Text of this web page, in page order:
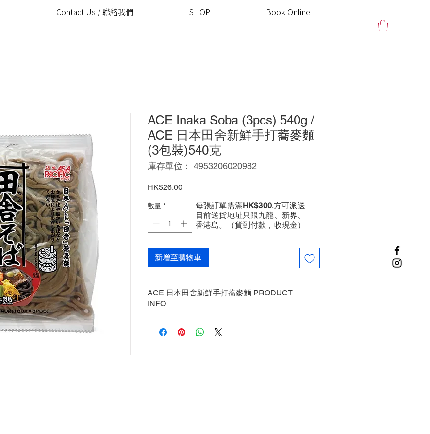
Contact Us / 聯絡我們 SHOP Book Online
ACE Inaka Soba (3pcs) 540g /
ACE 日本田舍新鮮手打蕎麥麵
(3包裝)540克
庫存單位： 4953206020982
HK$26.00價
數量 *
新增至購物車
ACE 日本田舍新鮮手打蕎麥麵 PRODUCT
INFO
wheat. Our ACE Inaka Soba can be eaten hot or cold in
每張訂單需滿HK$300,方可派送
​目前送貨地址只限九龍、新界、
香港島。（貨到付款，收現金）